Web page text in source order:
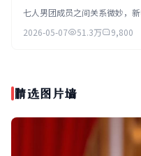
七人男团成员之间关系微妙，
2026-05-07
51.3万 9,800
精选图片墙